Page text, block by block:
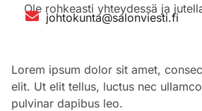
Ole rohkeasti yhteydessä ja
johtokunta@salonviesti.fi
Lorem ipsum dolor sit amet,
elit. Ut elit tellus, luctus nec
pulvinar dapibus leo.